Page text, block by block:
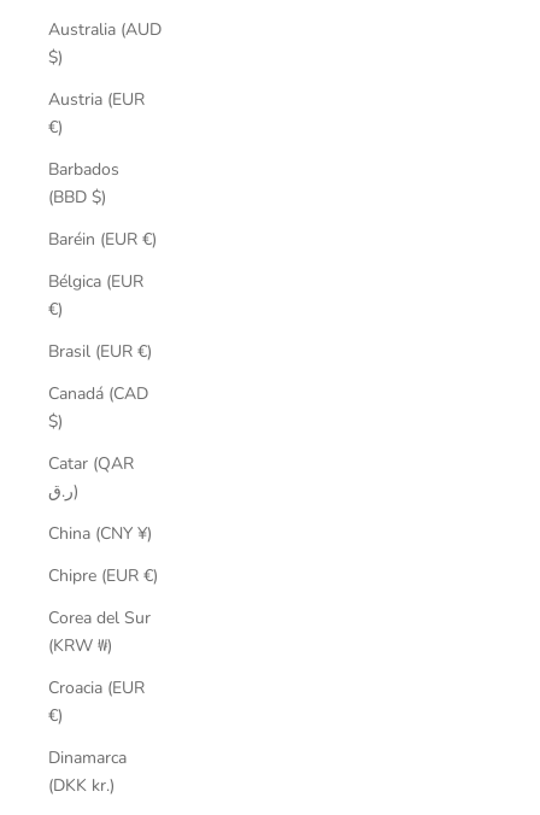
Australia (AUD
$)
Austria (EUR
€)
Barbados
(BBD $)
Baréin (EUR €)
Bélgica (EUR
€)
Brasil (EUR €)
Canadá (CAD
$)
Catar (QAR
ر.ق)
China (CNY ¥)
Chipre (EUR €)
Corea del Sur
(KRW ₩)
Croacia (EUR
€)
Dinamarca
(DKK kr.)